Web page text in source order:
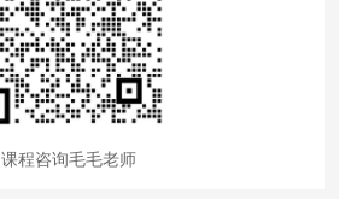
课程咨询毛毛老师